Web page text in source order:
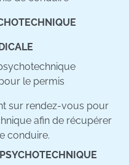
le permis
sur rendez-vous pour
afin de récupérer
conduire.